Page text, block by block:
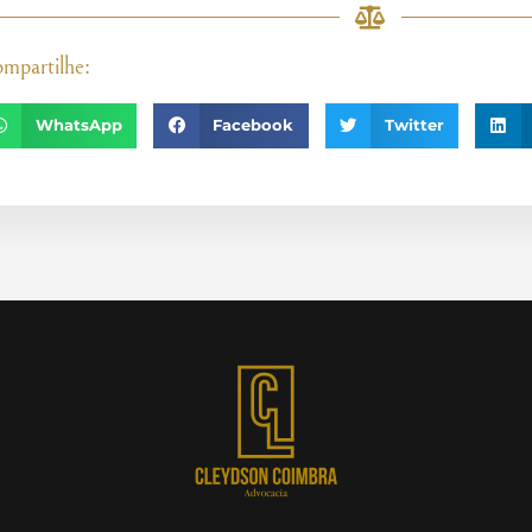
WhatsApp Facebook Twitter